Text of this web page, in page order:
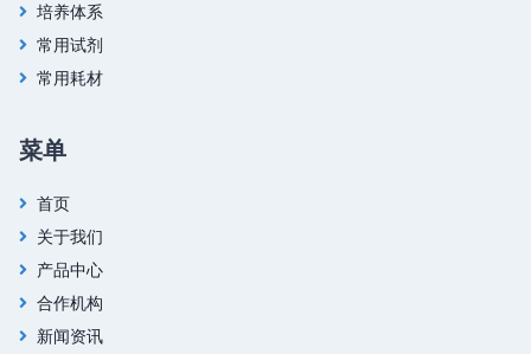
培养体系
常用试剂
常用耗材
菜单
首页
关于我们
产品中心
合作机构
新闻资讯